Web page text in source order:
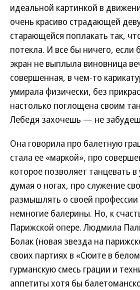
идеальной картинкой в
очень красиво страдающей
старающейся поплакать так,
потекла. И все бы ничего, если
экран не выплыла виновница
совершенная, в чем-то
умирала физически, без
настолько поглощена своим
Лебедя захочешь — не
Она говорила про балетную
стала ее «маркой», про
которое позволяет танцевать
думая о ногах, про служение
размышлять о своей
немногие балерины. Но, к
Парижской опере. Людмила
Болак (новая звезда на
своих партиях в «Сюите в
гурманскую смесь грации и
аппетиты хотя бы